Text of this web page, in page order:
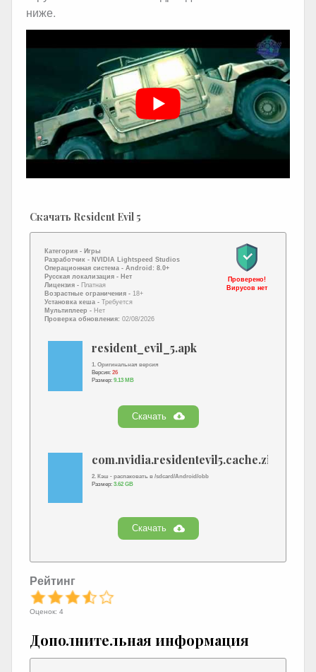
ниже.
Скачать Resident Evil 5
Категория - Игры
Разработчик - NVIDIA Lightspeed Studios
Операционная система - Android: 8.0+
Русская локализация - Нет
Лицензия - Платная
Возрастные ограничения - 18+
Установка кеша - Требуется
Мультиплеер - Нет
Проверка обновления: 02/08/2026
Проверено!
Вирусов нет
resident_evil_5.apk
1. Оригинальная версия
Версия: 26
Размер: 9.13 MB
Скачать
com.nvidia.residentevil5.cache.zip
2. Кэш - распаковать в /sdcard/Android/obb
Размер: 3.62 GB
Скачать
Рейтинг
Оценок: 4
Дополнительная информация